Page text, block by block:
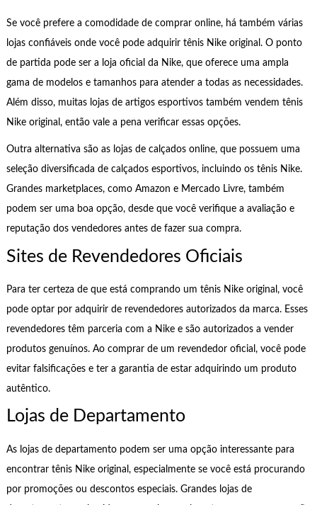
Se você prefere a comodidade de comprar online, há também várias
lojas confiáveis onde você pode adquirir tênis Nike original. O ponto
de partida pode ser a loja oficial da Nike, que oferece uma ampla
gama de modelos e tamanhos para atender a todas as necessidades.
Além disso, muitas lojas de artigos esportivos também vendem tênis
Nike original, então vale a pena verificar essas opções.
Outra alternativa são as lojas de calçados online, que possuem uma
seleção diversificada de calçados esportivos, incluindo os tênis Nike.
Grandes marketplaces, como Amazon e Mercado Livre, também
podem ser uma boa opção, desde que você verifique a avaliação e
reputação dos vendedores antes de fazer sua compra.
Sites de Revendedores Oficiais
Para ter certeza de que está comprando um tênis Nike original, você
pode optar por adquirir de revendedores autorizados da marca. Esses
revendedores têm parceria com a Nike e são autorizados a vender
produtos genuínos. Ao comprar de um revendedor oficial, você pode
evitar falsificações e ter a garantia de estar adquirindo um produto
autêntico.
Lojas de Departamento
As lojas de departamento podem ser uma opção interessante para
encontrar tênis Nike original, especialmente se você está procurando
por promoções ou descontos especiais. Grandes lojas de